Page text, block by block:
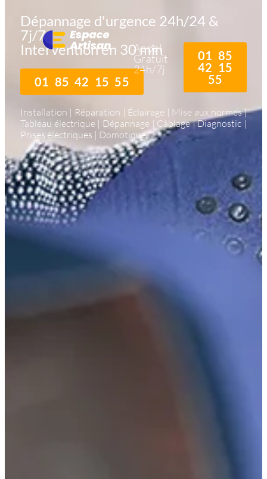
Appel
Gratuit
24h/7j
01 85
42 15
55
Dépannage d'urgence 24h/24 &
7j/7
Intervention en 30 min
01 85 42 15 55
Installation | Réparation | Éclairage | Mise aux normes |
Tableau électrique | Dépannage | Câblage | Diagnostic |
Prises électriques | Domotique